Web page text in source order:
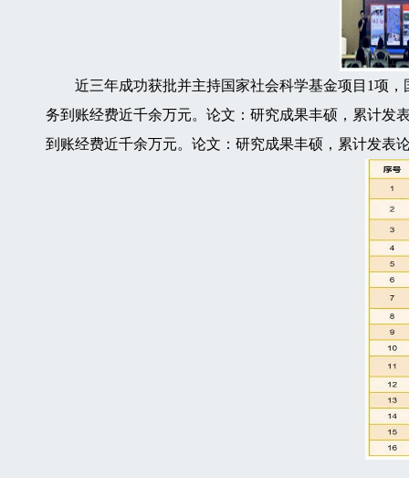
近三年成功获批并主持国家社会科学基金项目1项，
务到账经费近千余万元。论文：研究成果丰硕，累计发
到账经费近千余万元。论文：研究成果丰硕，累计发表